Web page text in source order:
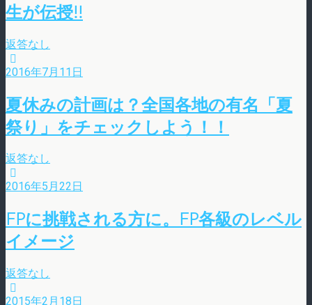
生が伝授!!
返答なし
2016年7月11日
夏休みの計画は？全国各地の有名「夏
祭り」をチェックしよう！！
返答なし
2016年5月22日
FPに挑戦される方に。FP各級のレベル
イメージ
返答なし
2015年2月18日